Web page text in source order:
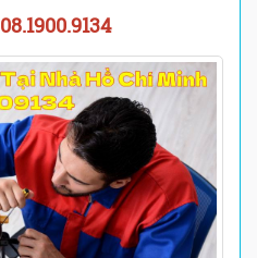
08.1900.9134